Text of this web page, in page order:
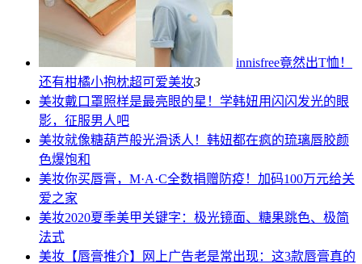
innisfree竟然出T恤！
还有柑橘小抱枕超可爱美妆3
美妆戴口罩照样是最亮眼的星！学韩妞用闪闪发光的眼
影，征服男人吧
美妆就像糖葫芦般光滑诱人！韩妞都在疯的琉璃唇胶颜
色爆饱和
美妆你买唇膏，M·A·C全数捐赠防疫！加码100万元给关
爱之家
美妆2020夏季美甲关键字：极光镜面、糖果跳色、极简
法式
美妆 【唇膏推介】网上广告老是常出现：这3款唇膏真的